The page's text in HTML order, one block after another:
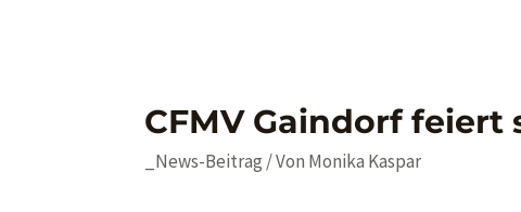
CFMV Gaindorf feiert
_News-Beitrag / Von Monika Kaspar